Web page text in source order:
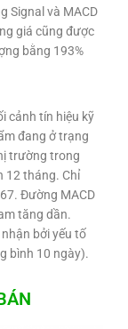
Signal và MACD
giá cũng được
bằng 193%
cảnh tín hiệu kỹ
đang ở trạng
trường trong
12 tháng. Chỉ
Đường MACD
tăng dần.
bởi yếu tố
bình 10 ngày).